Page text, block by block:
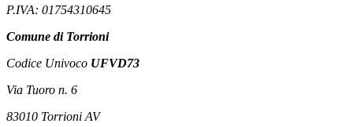
P.IVA: 01754310645
Comune di Torrioni
Codice Univoco UFVD73
Via Tuoro n. 6
83010 Torrioni AV